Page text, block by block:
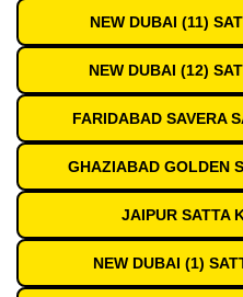
NEW DUBAI (11)
NEW DUBAI (12)
FARIDABAD SAVERA
GHAZIABAD GOLDEN
JAIPUR SATTA
NEW DUBAI (1)